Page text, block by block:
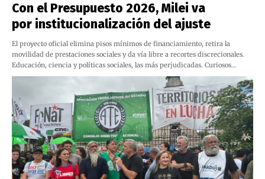
Con el Presupuesto 2026, Milei va
por institucionalización del ajuste
El proyecto oficial elimina pisos mínimos de financiamiento, retira la
movilidad de prestaciones sociales y da vía libre a recortes discrecionales.
Educación, ciencia y políticas sociales, las más perjudicadas. Curiosos…